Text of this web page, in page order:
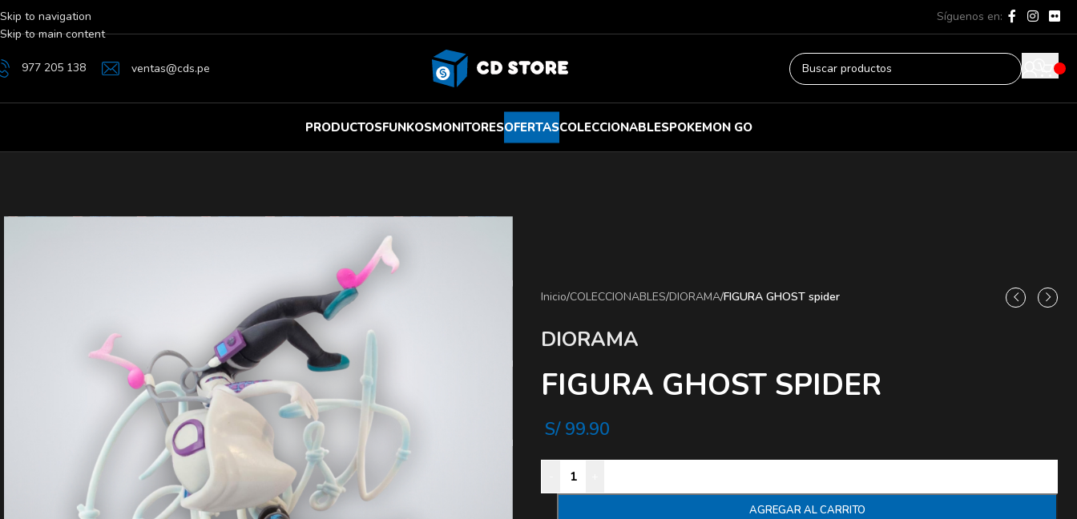
Skip to navigation
Skip to main content
Síguenos en:
977 205 138 ventas@cds.pe
PRODUCTOSFUNKOSMONITORESOFERTASCOLECCIONABLESPOKEMON GO
Inicio/COLECCIONABLES/DIORAMA/FIGURA GHOST spider
DIORAMA
FIGURA GHOST SPIDER
S/99.90
AGREGAR AL CARRITO